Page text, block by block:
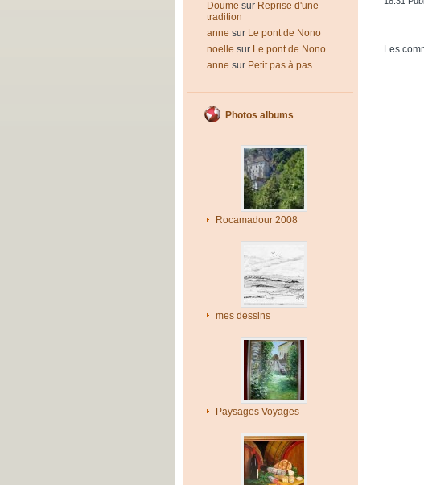
Doume sur Reprise d'une
tradition
anne sur Le pont de Nono
noelle sur Le pont de Nono
anne sur Petit pas à pas
Photos albums
Rocamadour 2008
mes dessins
Paysages Voyages
Les